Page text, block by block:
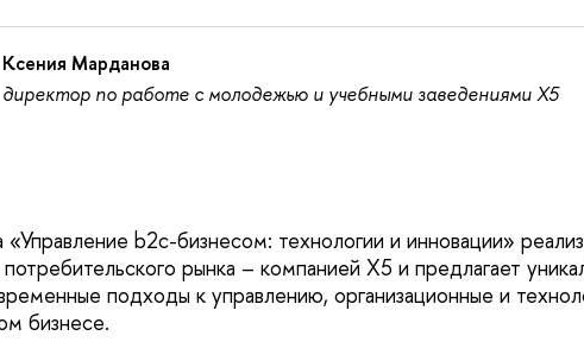
Ксения Марданова
директор по работе с молодежью и учебными заведениями Х5
b2c-бизнесом: технологии и инновации»
рынка – компанией X5 и предлагает
подходы к управлению, организационные и
бизнесе.